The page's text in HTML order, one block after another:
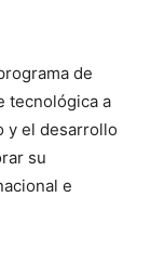
de
tecnológica a
y el desarrollo
su
e